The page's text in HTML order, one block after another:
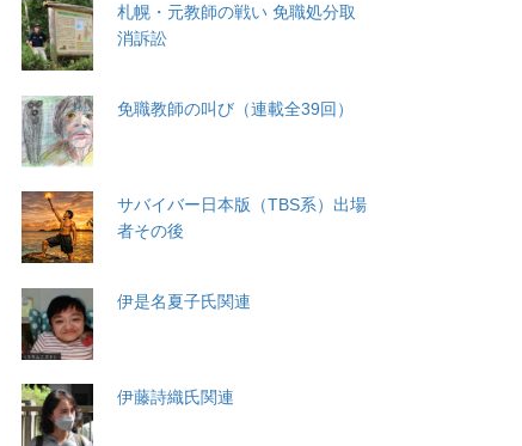
札幌・元教師の戦い 免職処分取
消訴訟
免職教師の叫び（連載全39回）
サバイバー日本版（TBS系）出場
者その後
伊是名夏子氏関連
伊藤詩織氏関連